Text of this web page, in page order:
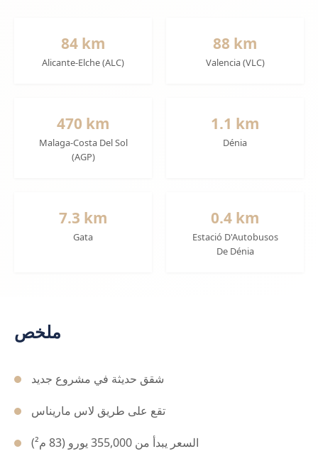
84 km
Alicante-Elche (ALC)
88 km
Valencia (VLC)
470 km
Malaga-Costa Del Sol
(AGP)
1.1 km
Dénia
7.3 km
Gata
0.4 km
Estació D'Autobusos
De Dénia
ملخص
شقق حديثة في مشروع جديد
تقع على طريق لاس ماريناس
السعر يبدأ من 355,000 يورو (83 م²)